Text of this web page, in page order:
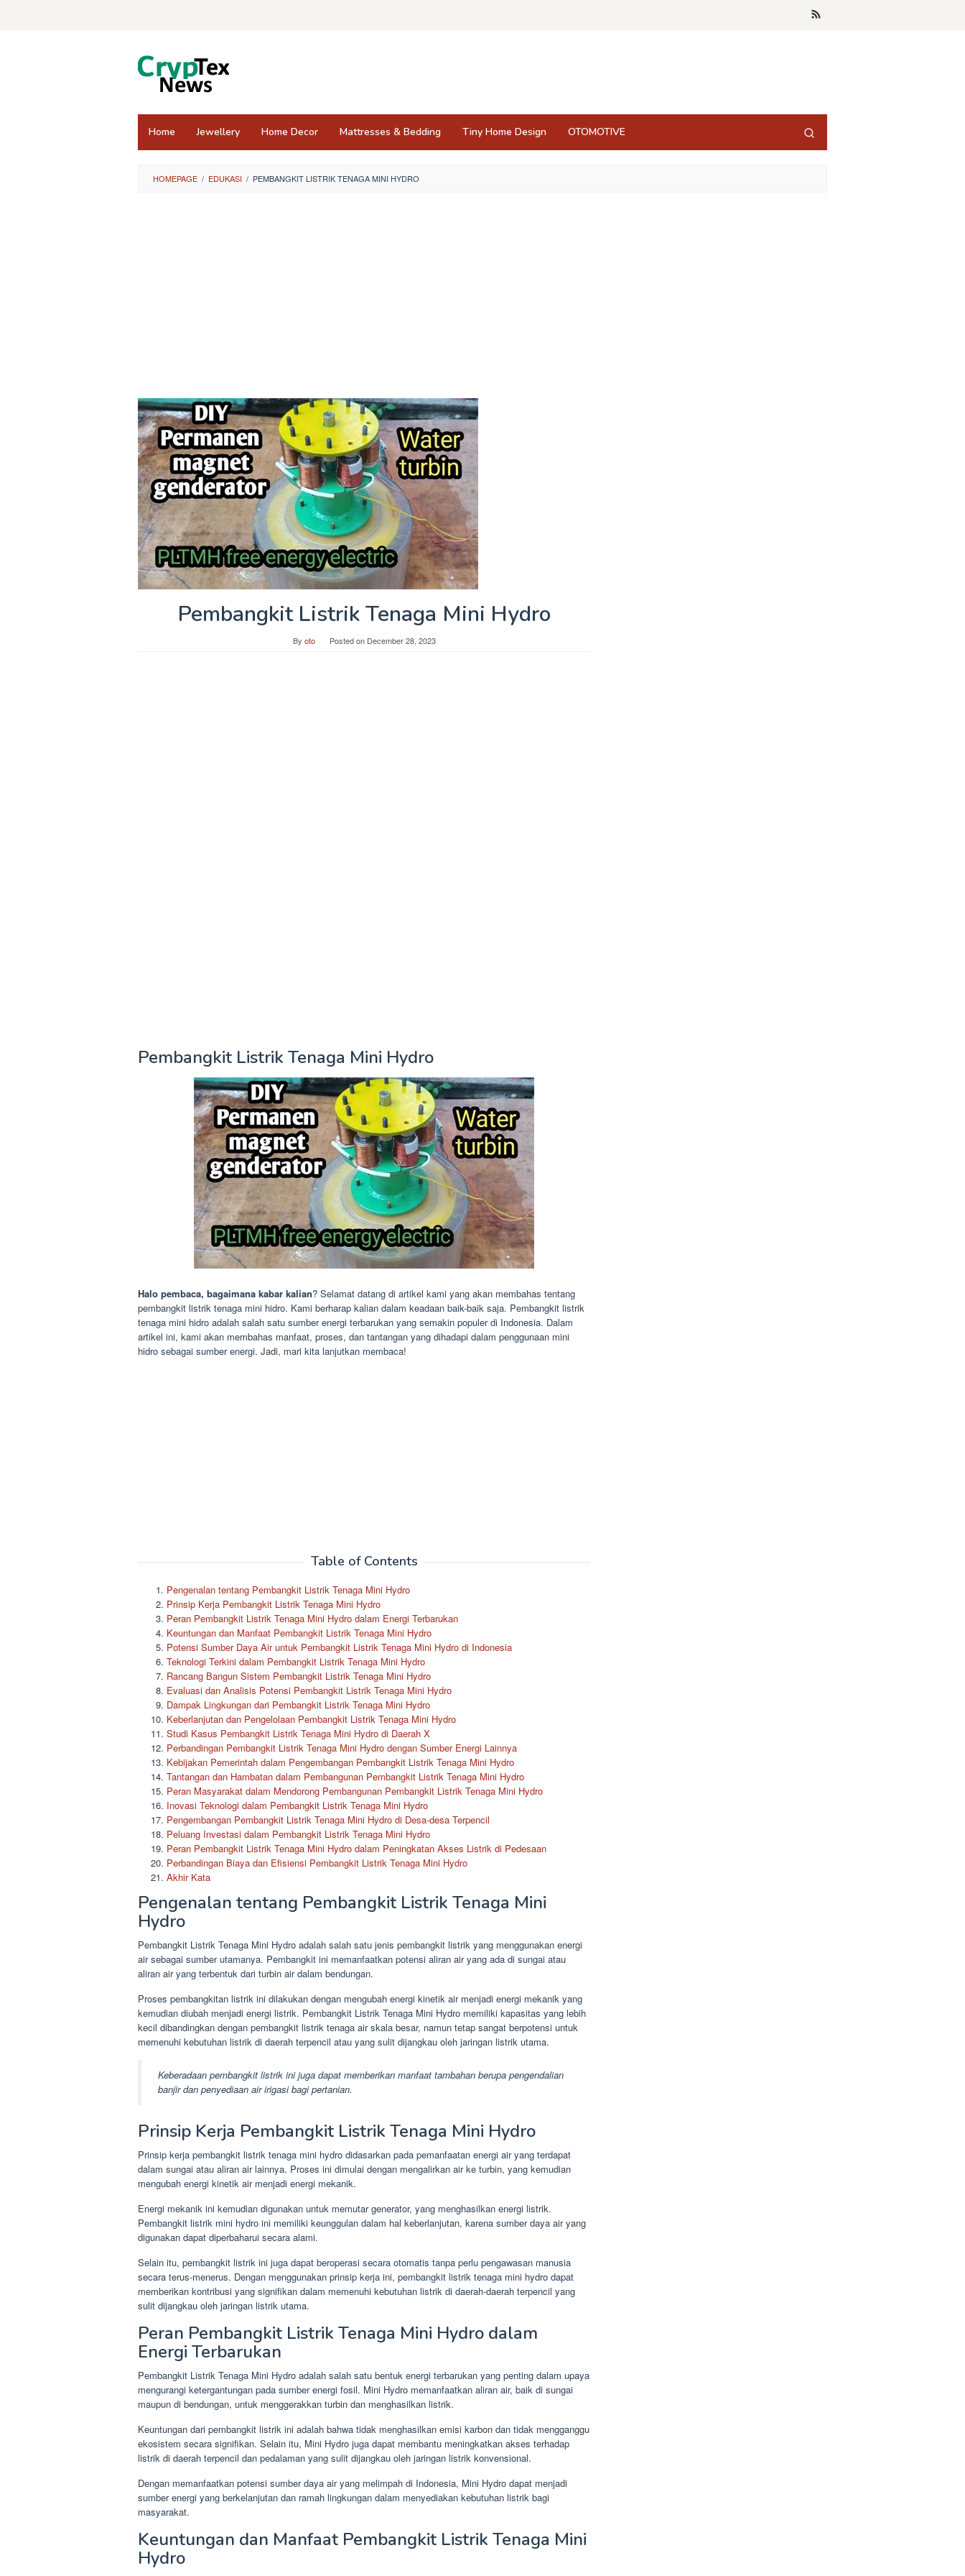
Home Jewellery Home Decor Mattresses & Bedding Tiny Home Design OTOMOTIVE
HOMEPAGE / EDUKASI / PEMBANGKIT LISTRIK TENAGA MINI HYDRO
Pembangkit Listrik Tenaga Mini Hydro
By oto Posted on December 28, 2023
Pembangkit Listrik Tenaga Mini Hydro
Halo pembaca, bagaimana kabar kalian? Selamat datang di artikel kami yang akan membahas tentang
pembangkit listrik tenaga mini hidro. Kami berharap kalian dalam keadaan baik-baik saja. Pembangkit listrik
tenaga mini hidro adalah salah satu sumber energi terbarukan yang semakin populer di Indonesia. Dalam
artikel ini, kami akan membahas manfaat, proses, dan tantangan yang dihadapi dalam penggunaan mini
hidro sebagai sumber energi. Jadi, mari kita lanjutkan membaca!
Table of Contents
Pengenalan tentang Pembangkit Listrik Tenaga Mini Hydro
Prinsip Kerja Pembangkit Listrik Tenaga Mini Hydro
Peran Pembangkit Listrik Tenaga Mini Hydro dalam Energi Terbarukan
Keuntungan dan Manfaat Pembangkit Listrik Tenaga Mini Hydro
Potensi Sumber Daya Air untuk Pembangkit Listrik Tenaga Mini Hydro di Indonesia
Teknologi Terkini dalam Pembangkit Listrik Tenaga Mini Hydro
Rancang Bangun Sistem Pembangkit Listrik Tenaga Mini Hydro
Evaluasi dan Analisis Potensi Pembangkit Listrik Tenaga Mini Hydro
Dampak Lingkungan dari Pembangkit Listrik Tenaga Mini Hydro
Keberlanjutan dan Pengelolaan Pembangkit Listrik Tenaga Mini Hydro
Studi Kasus Pembangkit Listrik Tenaga Mini Hydro di Daerah X
Perbandingan Pembangkit Listrik Tenaga Mini Hydro dengan Sumber Energi Lainnya
Kebijakan Pemerintah dalam Pengembangan Pembangkit Listrik Tenaga Mini Hydro
Tantangan dan Hambatan dalam Pembangunan Pembangkit Listrik Tenaga Mini Hydro
Peran Masyarakat dalam Mendorong Pembangunan Pembangkit Listrik Tenaga Mini Hydro
Inovasi Teknologi dalam Pembangkit Listrik Tenaga Mini Hydro
Pengembangan Pembangkit Listrik Tenaga Mini Hydro di Desa-desa Terpencil
Peluang Investasi dalam Pembangkit Listrik Tenaga Mini Hydro
Peran Pembangkit Listrik Tenaga Mini Hydro dalam Peningkatan Akses Listrik di Pedesaan
Perbandingan Biaya dan Efisiensi Pembangkit Listrik Tenaga Mini Hydro
Akhir Kata
Pengenalan tentang Pembangkit Listrik Tenaga Mini
Hydro
Pembangkit Listrik Tenaga Mini Hydro adalah salah satu jenis pembangkit listrik yang menggunakan energi
air sebagai sumber utamanya. Pembangkit ini memanfaatkan potensi aliran air yang ada di sungai atau
aliran air yang terbentuk dari turbin air dalam bendungan.
Proses pembangkitan listrik ini dilakukan dengan mengubah energi kinetik air menjadi energi mekanik yang
kemudian diubah menjadi energi listrik. Pembangkit Listrik Tenaga Mini Hydro memiliki kapasitas yang lebih
kecil dibandingkan dengan pembangkit listrik tenaga air skala besar, namun tetap sangat berpotensi untuk
memenuhi kebutuhan listrik di daerah terpencil atau yang sulit dijangkau oleh jaringan listrik utama.
Keberadaan pembangkit listrik ini juga dapat memberikan manfaat tambahan berupa pengendalian
banjir dan penyediaan air irigasi bagi pertanian.
Prinsip Kerja Pembangkit Listrik Tenaga Mini Hydro
Prinsip kerja pembangkit listrik tenaga mini hydro didasarkan pada pemanfaatan energi air yang terdapat
dalam sungai atau aliran air lainnya. Proses ini dimulai dengan mengalirkan air ke turbin, yang kemudian
mengubah energi kinetik air menjadi energi mekanik.
Energi mekanik ini kemudian digunakan untuk memutar generator, yang menghasilkan energi listrik.
Pembangkit listrik mini hydro ini memiliki keunggulan dalam hal keberlanjutan, karena sumber daya air yang
digunakan dapat diperbaharui secara alami.
Selain itu, pembangkit listrik ini juga dapat beroperasi secara otomatis tanpa perlu pengawasan manusia
secara terus-menerus. Dengan menggunakan prinsip kerja ini, pembangkit listrik tenaga mini hydro dapat
memberikan kontribusi yang signifikan dalam memenuhi kebutuhan listrik di daerah-daerah terpencil yang
sulit dijangkau oleh jaringan listrik utama.
Peran Pembangkit Listrik Tenaga Mini Hydro dalam
Energi Terbarukan
Pembangkit Listrik Tenaga Mini Hydro adalah salah satu bentuk energi terbarukan yang penting dalam upaya
mengurangi ketergantungan pada sumber energi fosil. Mini Hydro memanfaatkan aliran air, baik di sungai
maupun di bendungan, untuk menggerakkan turbin dan menghasilkan listrik.
Keuntungan dari pembangkit listrik ini adalah bahwa tidak menghasilkan emisi karbon dan tidak mengganggu
ekosistem secara signifikan. Selain itu, Mini Hydro juga dapat membantu meningkatkan akses terhadap
listrik di daerah terpencil dan pedalaman yang sulit dijangkau oleh jaringan listrik konvensional.
Dengan memanfaatkan potensi sumber daya air yang melimpah di Indonesia, Mini Hydro dapat menjadi
sumber energi yang berkelanjutan dan ramah lingkungan dalam menyediakan kebutuhan listrik bagi
masyarakat.
Keuntungan dan Manfaat Pembangkit Listrik Tenaga Mini
Hydro